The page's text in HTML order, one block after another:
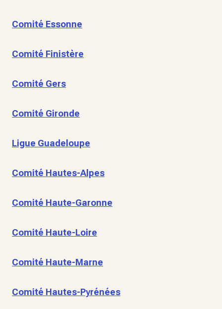
Comité Essonne
Comité Finistère
Comité Gers
Comité Gironde
Ligue Guadeloupe
Comité Hautes-Alpes
Comité Haute-Garonne
Comité Haute-Loire
Comité Haute-Marne
Comité Hautes-Pyrénées